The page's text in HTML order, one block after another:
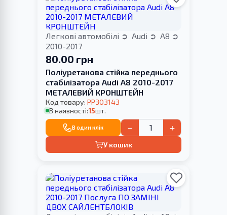
Легкові автомобілі Audi
A8
2010-2017
80.00 грн
Поліуретанова стійка переднього
стабілізатора Audi A8 2010-2017
МЕТАЛЕВИЙ КРОНШТЕЙН
Код товару: PP303143
В наявності:15шт.
В один клік − +
У кошик